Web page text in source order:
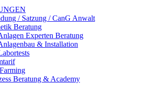
/ Satzung / CanG Anwalt
Beratung
Experten Beratung
& Installation
Beratung & Academy